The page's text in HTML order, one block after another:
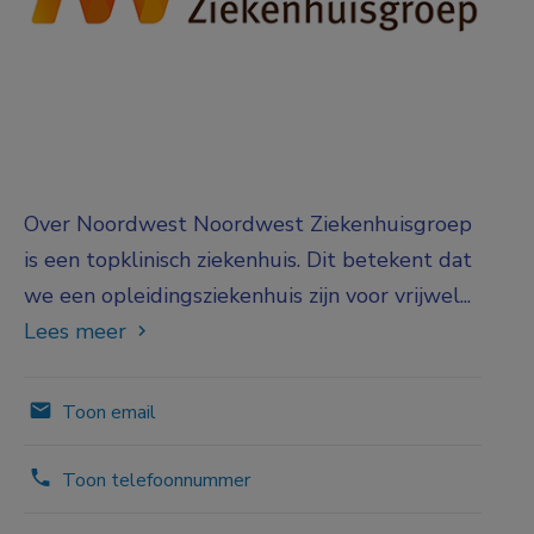
Over Noordwest Noordwest Ziekenhuisgroep
is een topklinisch ziekenhuis. Dit betekent dat
we een opleidingsziekenhuis zijn voor vrijwel...
Lees meer
Toon email
Toon telefoonnummer